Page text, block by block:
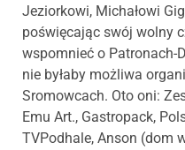
Jeziorkowi, Michałowi
poświęcając swój wolny
wspomnieć o Patronach-
nie byłaby możliwa
Sromowcach. Oto oni:
Emu Art., Gastropack,
TVPodhale, Anson (dom